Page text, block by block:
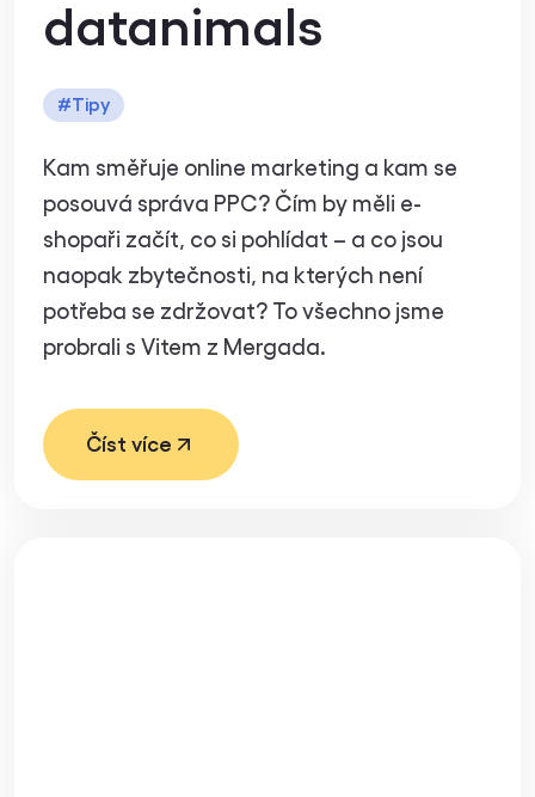
datanimals
#Tipy
Kam směřuje online marketing a kam se
posouvá správa PPC? Čím by měli e-
shopaři začít, co si pohlídat – a co jsou
naopak zbytečnosti, na kterých není
potřeba se zdržovat? To všechno jsme
probrali s Vitem z Mergada.
Číst více